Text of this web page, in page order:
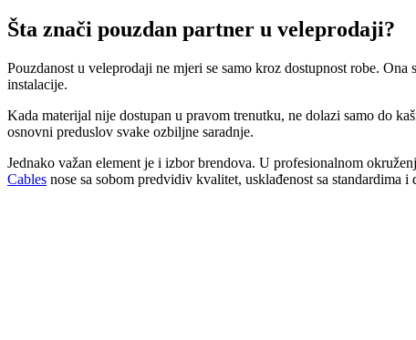
Šta znači pouzdan partner u veleprodaji?
Pouzdanost u veleprodaji ne mjeri se samo kroz dostupnost robe.
instalacije.
Kada materijal nije dostupan u pravom trenutku, ne dolazi samo do
osnovni preduslov svake ozbiljne saradnje.
Jednako važan element je i izbor brendova. U profesionalnom
Cables nose sa sobom predvidiv kvalitet, usklađenost sa standardima i